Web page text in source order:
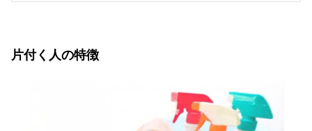
片付く人の特徴